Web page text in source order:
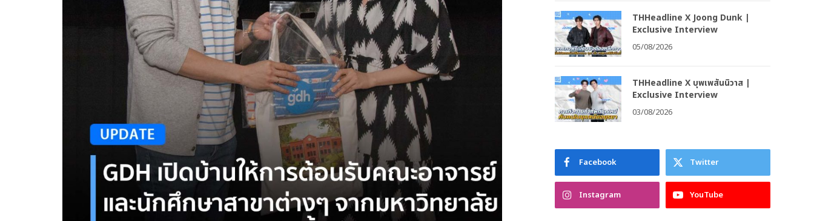
THHeadline X Joong Dunk |
Exclusive Interview
05/08/2026
THHeadline X บุพเพสันนิวาส |
Exclusive Interview
03/08/2026
Facebook Twitter
Instagram YouTube